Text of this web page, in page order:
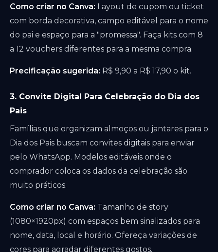
Como criar no Canva: Layout de cupom ou ticket
com borda decorativa, campo editável para o nome
do pai e espaço para a "promessa". Faça kits com 8
a 12 vouchers diferentes para a mesma compra.
Precificação sugerida: R$ 9,90 a R$ 17,90 o kit.
3. Convite Digital Para Celebração do Dia dos
Pais
Famílias que organizam almoços ou jantares para o
Dia dos Pais buscam convites digitais para enviar
pelo WhatsApp. Modelos editáveis onde o
comprador coloca os dados da celebração são
muito práticos.
Como criar no Canva: Tamanho de story
(1080×1920px) com espaços bem sinalizados para
nome, data, local e horário. Ofereça variações de
cores para agradar diferentes gostos.